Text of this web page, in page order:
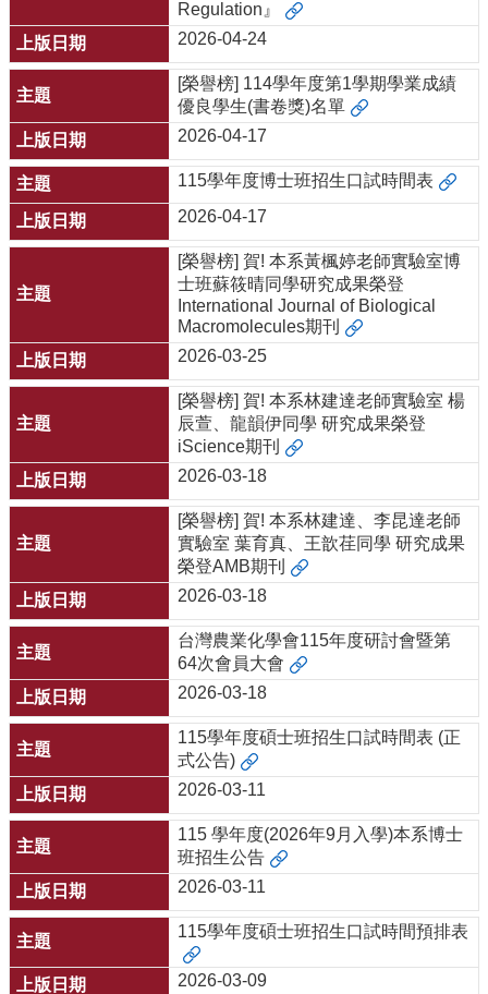
Regulation』
2026-04-24
[榮譽榜] 114學年度第1學期學業成績
優良學生(書卷獎)名單
2026-04-17
115學年度博士班招生口試時間表
2026-04-17
[榮譽榜] 賀! 本系黃楓婷老師實驗室博
士班蘇筱晴同學研究成果榮登
International Journal of Biological
Macromolecules期刊
2026-03-25
[榮譽榜] 賀! 本系林建達老師實驗室 楊
辰萱、龍韻伊同學 研究成果榮登
iScience期刊
2026-03-18
[榮譽榜] 賀! 本系林建達、李昆達老師
實驗室 葉育真、王歆荏同學 研究成果
榮登AMB期刊
2026-03-18
台灣農業化學會115年度研討會暨第
64次會員大會
2026-03-18
115學年度碩士班招生口試時間表 (正
式公告)
2026-03-11
115 學年度(2026年9月入學)本系博士
班招生公告
2026-03-11
115學年度碩士班招生口試時間預排表
2026-03-09